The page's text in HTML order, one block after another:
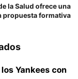
la Salud ofrece una
propuesta formativa
Yankees con